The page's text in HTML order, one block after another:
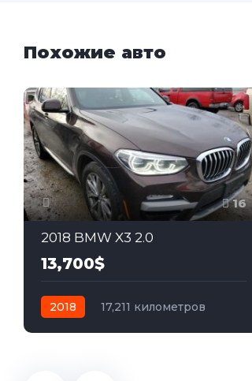
Похожие авто
16
2018 BMW X3 2.0
13,700$
2018
17,211 километров